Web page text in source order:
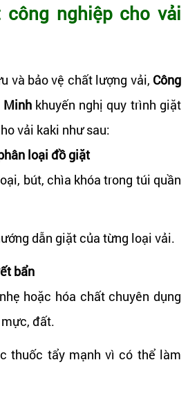
công nghiệp cho vải
và bảo vệ chất lượng vải, Công
Minhkhuyến nghị quy trình giặt
vải kaki như sau:
loại đồ giặt
bút, chìa khóa trong túi quần
dẫn giặt của từng loại vải.
bẩn
hoặc hóa chất chuyên dụng
đất.
thuốc tẩy mạnh vì có thể làm